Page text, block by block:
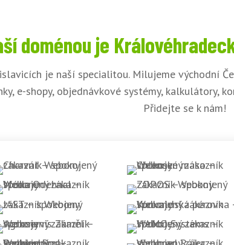
doménou je
je naší specialitou. Milujeme východní
e-shopy, objednávkové systémy, kalkulátory,
Přidejte se k nám!